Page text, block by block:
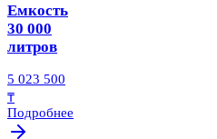
Емкость
30 000
литров
5 023 500
₸
Подробнее